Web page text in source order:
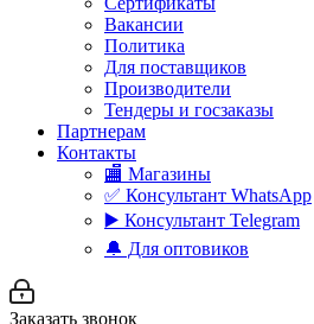
Вакансии
Политика
Для поставщиков
Производители
Тендеры и госзаказы
Партнерам
Контакты
🏬 Магазины
✅️ Консультант WhatsApp
▶️ Консультант Telegram
🔔 Для оптовиков
Заказать звонок